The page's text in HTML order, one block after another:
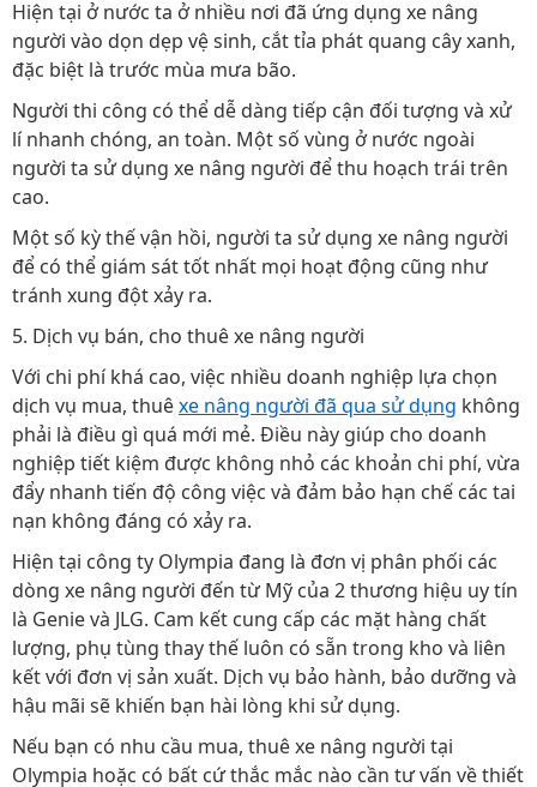
Hiện tại ở nước ta ở nhiều nơi đã ứng dụng xe nâng
người vào dọn dẹp vệ sinh, cắt tỉa phát quang cây xanh,
đặc biệt là trước mùa mưa bão.
Người thi công có thể dễ dàng tiếp cận đối tượng và xử
lí nhanh chóng, an toàn. Một số vùng ở nước ngoài
người ta sử dụng xe nâng người để thu hoạch trái trên
cao.
Một số kỳ thế vận hồi, người ta sử dụng xe nâng người
để có thể giám sát tốt nhất mọi hoạt động cũng như
tránh xung đột xảy ra.
5. Dịch vụ bán, cho thuê xe nâng người
Với chi phí khá cao, việc nhiều doanh nghiệp lựa chọn
dịch vụ mua, thuêxe nâng người đã qua sử dụng không
phải là điều gì quá mới mẻ. Điều này giúp cho doanh
nghiệp tiết kiệm được không nhỏ các khoản chi phí, vừa
đẩy nhanh tiến độ công việc và đảm bảo hạn chế các tai
nạn không đáng có xảy ra.
Hiện tại công ty Olympia đang là đơn vị phân phối các
dòng xe nâng người đến từ Mỹ của 2 thương hiệu uy tín
là Genie và JLG. Cam kết cung cấp các mặt hàng chất
lượng, phụ tùng thay thế luôn có sẵn trong kho và liên
kết với đơn vị sản xuất. Dịch vụ bảo hành, bảo dưỡng và
hậu mãi sẽ khiến bạn hài lòng khi sử dụng.
Nếu bạn có nhu cầu mua, thuê xe nâng người tại
Olympia hoặc có bất cứ thắc mắc nào cần tư vấn về thiết